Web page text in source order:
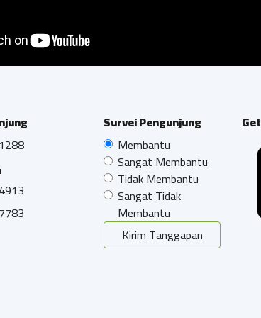
1288
Survei Pengunjung
Membantu
Sangat Membantu
Tidak Membantu
Sangat Tidak
Membantu
Kirim Tanggapan